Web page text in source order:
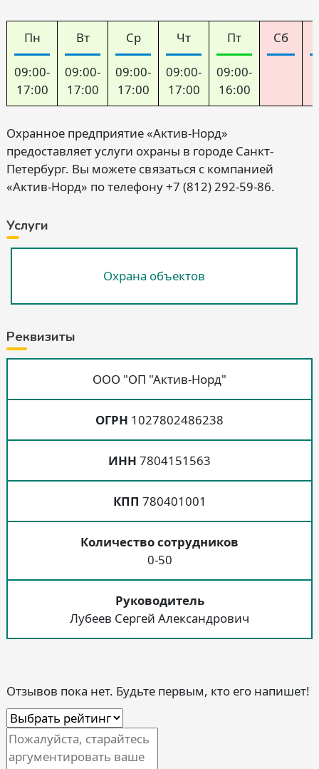
Пн
09:00-
17:00
Вт
09:00-
17:00
Ср
09:00-
17:00
Чт
09:00-
17:00
Пт
09:00-
16:00
Сб
Охранное предприятие «Актив-Норд»
предоставляет услуги охраны в городе Санкт-
Петербург. Вы можете связаться с компанией
«Актив-Норд» по телефону +7 (812) 292-59-86.
Услуги
Охрана объектов
Реквизиты
ООО "ОП "Актив-Норд"
ОГРН 1027802486238
ИНН 7804151563
КПП 780401001
Количество сотрудников
0-50
Руководитель
Лубеев Сергей Александрович
Отзывов пока нет. Будьте первым, кто его напишет!